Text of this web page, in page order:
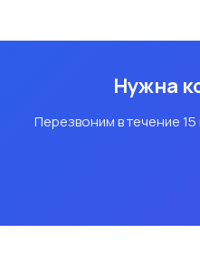
Нужна
Перезвоним в течение